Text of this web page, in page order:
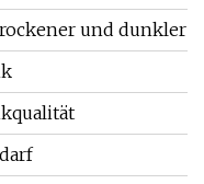
und dunkler